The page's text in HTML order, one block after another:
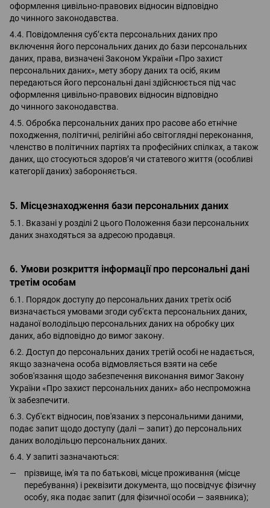
оформлення цивільно-правових відносин відповідно
до чинного законодавства.
4.4. Повідомлення суб’єкта персональних даних про
включення його персональних даних до бази персональних
даних, права, визначені Законом України «Про захист
персональних даних», мету збору даних та осіб, яким
передаються його персональні дані здійснюється під час
оформлення цивільно-правових відносин відповідно
до чинного законодавства.
4.5. Обробка персональних даних про расове або етнічне
походження, політичні, релігійні або світоглядні переконання,
членство в політичних партіях та професійних спілках, а також
даних, що стосуються здоров’я чи статевого життя (особливі
категорії даних) забороняється.
5. Місцезнаходження бази персональних даних
5.1. Вказані у розділі 2 цього Положення бази персональних
даних знаходяться за адресою продавця.
6. Умови розкриття інформації про персональні дані
третім особам
6.1. Порядок доступу до персональних даних третіх осіб
визначається умовами згоди суб'єкта персональних даних,
наданої володільцю персональних даних на обробку цих
даних, або відповідно до вимог закону.
6.2. Доступ до персональних даних третій особі не надається,
якщо зазначена особа відмовляється взяти на себе
зобов'язання щодо забезпечення виконання вимог Закону
України «Про захист персональних даних» або неспроможна
їх забезпечити.
6.3. Суб'єкт відносин, пов'язаних з персональними даними,
подає запит щодо доступу (далі — запит) до персональних
даних володільцю персональних даних.
6.4. У запиті зазначаються:
прізвище, ім'я та по батькові, місце проживання (місце
перебування) і реквізити документа, що посвідчує фізичну
особу, яка подає запит (для фізичної особи — заявника);